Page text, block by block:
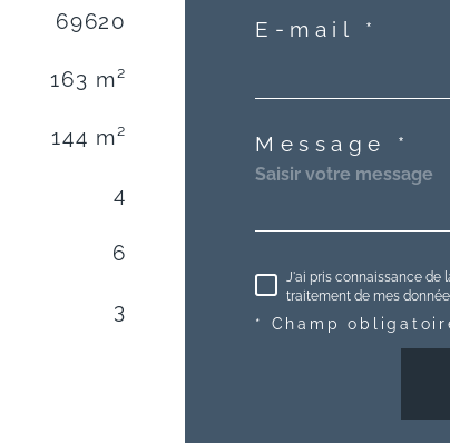
69620
163 m²
144 m²
4
6
3
E-mail *
Message *
J'ai pris connaissance
traitement de mes
* Champ